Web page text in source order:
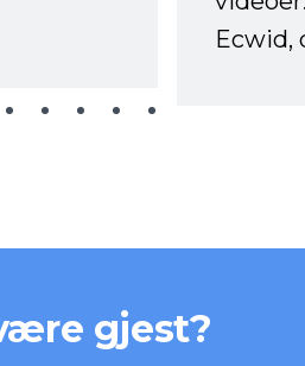
Ecwid,
gjest?